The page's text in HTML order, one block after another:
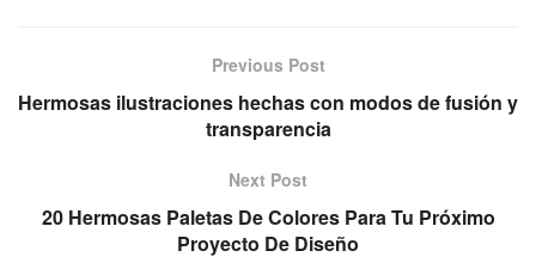
Previous Post
Hermosas ilustraciones hechas con modos de fusión y
transparencia
Next Post
20 Hermosas Paletas De Colores Para Tu Próximo
Proyecto De Diseño